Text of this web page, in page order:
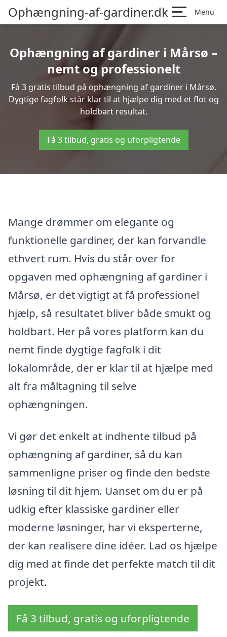
Ophængning-af-gardiner.dk Menu
Ophængning af gardiner i Mårsø –
nemt og professionelt
Få 3 gratis tilbud på ophængning af gardiner i Mårsø.
Dygtige fagfolk står klar til at hjælpe dig med et flot og
holdbart resultat.
Få 3 tilbud, gratis og uforpligtende
Mange drømmer om elegante og
funktionelle gardiner, der kan forvandle
ethvert rum. Hvis du står over for
opgaven med ophængning af gardiner i
Mårsø, er det vigtigt at få professionel
hjælp, så resultatet bliver både smukt og
holdbart. Her på vores platform kan du
nemt finde dygtige fagfolk i dit
lokalområde, der er klar til at hjælpe med
alt fra måltagning til selve
ophængningen.
Vi gør det enkelt at indhente tilbud på
ophængning af gardiner, så du kan
sammenligne priser og finde den bedste
løsning til dit hjem. Uanset om du er på
udkig efter klassiske gardiner eller
moderne løsninger, har vi eksperterne,
der kan realisere dine idéer. Lad os hjælpe
dig med at finde det perfekte match til dit
projekt.
Få 3 tilbud, gratis og uforpligtende